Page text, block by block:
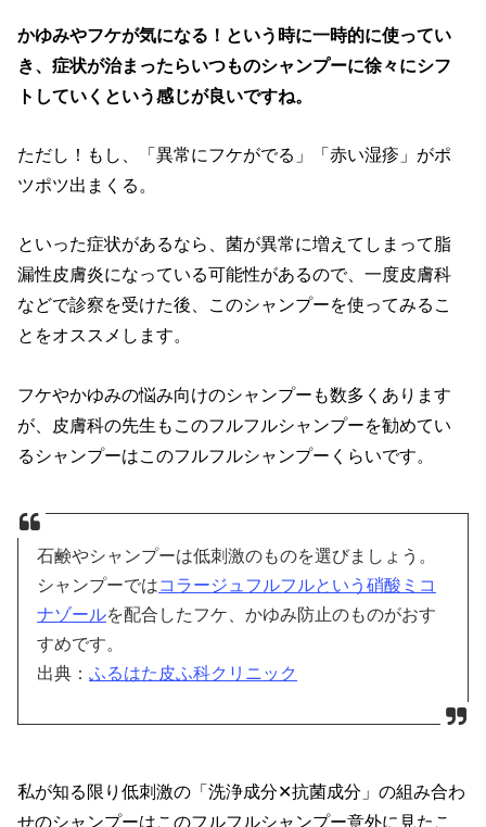
かゆみやフケが気になる！という時に一時的に使ってい
き、症状が治まったらいつものシャンプーに徐々にシフ
トしていくという感じが良いですね。
ただし！もし、「異常にフケがでる」「赤い湿疹」がポ
ツポツ出まくる。
といった症状があるなら、菌が異常に増えてしまって脂
漏性皮膚炎になっている可能性があるので、一度皮膚科
などで診察を受けた後、このシャンプーを使ってみるこ
とをオススメします。
フケやかゆみの悩み向けのシャンプーも数多くあります
が、皮膚科の先生もこのフルフルシャンプーを勧めてい
るシャンプーはこのフルフルシャンプーくらいです。
石鹸やシャンプーは低刺激のものを選びましょう。
シャンプーではコラージュフルフルという硝酸ミコ
ナゾールを配合したフケ、かゆみ防止のものがおす
すめです。
出典：ふるはた皮ふ科クリニック
私が知る限り低刺激の「洗浄成分✕抗菌成分」の組み合わ
せのシャンプーはこのフルフルシャンプー意外に見たこ